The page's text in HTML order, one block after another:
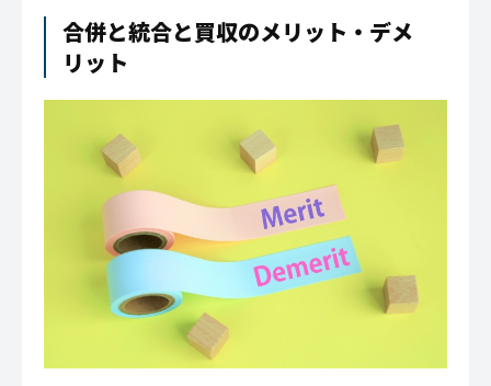
合併と統合と買収のメリット・デメ
リット